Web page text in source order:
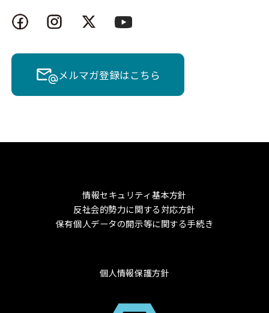
メルマガ登録はこちら
情報セキュリティ基本方針
反社会的勢力に関する対応方針
保有個人データの開示等に関する手続き
個人情報保護方針